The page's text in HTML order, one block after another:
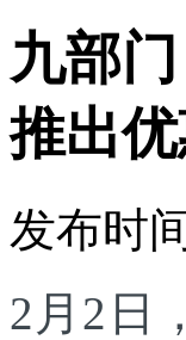
九部
推出
发布时
2月2日